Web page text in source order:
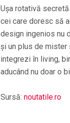
Ușa rotativă
cei care doresc să
design ingenios nu
și un plus de mister
integrezi în living,
aducând nu doar o
Sursă: noutatile.ro